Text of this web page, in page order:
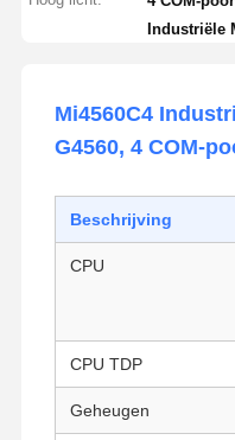
Industriële
Mi4560C4
G4560, 4 COM-
Beschrijving
CPU
CPU TDP
Geheugen